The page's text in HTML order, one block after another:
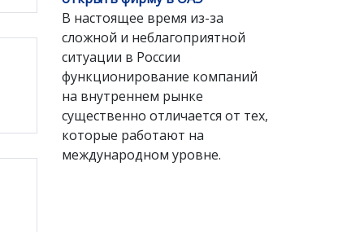
В настоящее время из-за
сложной и неблагоприятной
ситуации в России
функционирование компаний
на внутреннем рынке
существенно отличается от тех,
которые работают на
международном уровне.